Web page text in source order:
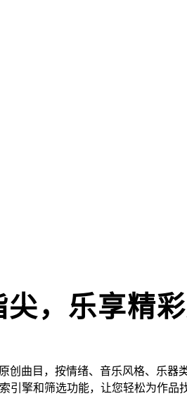
尖，乐享精
创曲目，按情绪、音乐风格、乐器
引擎和筛选功能，让您轻松为作品